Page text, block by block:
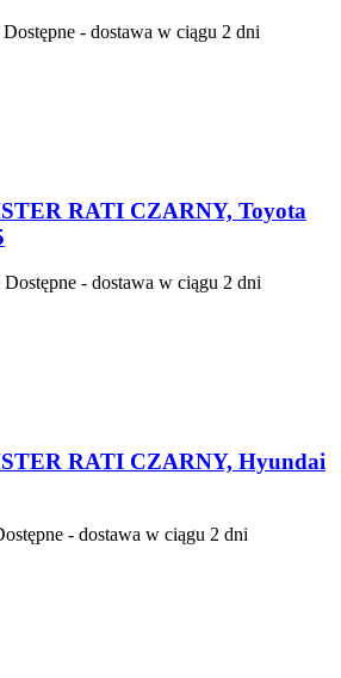
Dostępne - dostawa w ciągu 2 dni
RATI CZARNY, Toyota
Dostępne - dostawa w ciągu 2 dni
RATI CZARNY, Hyundai
- dostawa w ciągu 2 dni